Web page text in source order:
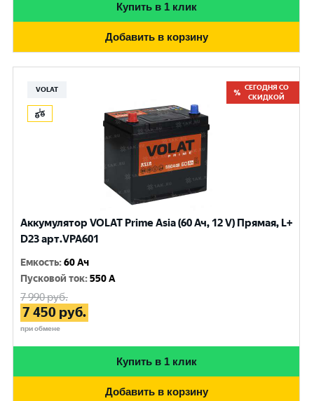
Купить в 1 клик
Добавить в корзину
VOLAT
СЕГОДНЯ СО
СКИДКОЙ
Аккумулятор VOLAT Prime Asia (60 Ач, 12 V) Прямая, L+
D23 арт.VPA601
Емкость:60 Ач
Пусковой ток:550 A
7 990руб.
7 450 руб.
при обмене
Купить в 1 клик
Добавить в корзину